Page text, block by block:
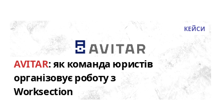
КЕЙСИ
AVITAR: як команда юристів
організовує роботу з
Worksection